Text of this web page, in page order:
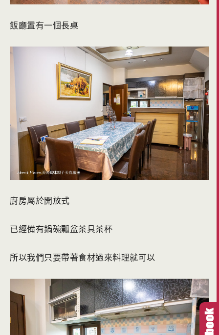
飯廳置有一個長桌
廚房屬於開放式
已經備有鍋碗瓢盆茶具茶杯
所以我們只要帶著食材過來料理就可以